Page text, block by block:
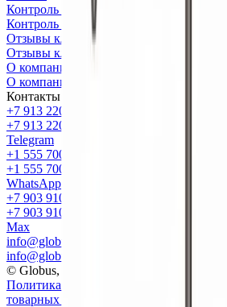
Контроль качества
Контроль качества
Отзывы клиентов
Отзывы клиентов
О компании
О компании
Контакты
+7 913 220 69 50
+7 913 220 69 50
Telegram
+1 555 700 68 89
+1 555 700 68 89
WhatsApp
+7 903 910 29 02
+7 903 910 29 02
Max
info@globus.world
info@globus.world
© Globus, 2008–2026
Политика конфиденциальности
товарных знаков